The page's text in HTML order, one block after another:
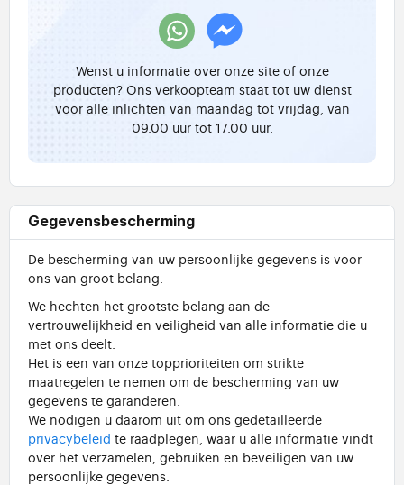
Wenst u informatie over onze site of onze
producten? Ons verkoopteam staat tot uw dienst
voor alle inlichten van maandag tot vrijdag, van
09.00 uur tot 17.00 uur.
Gegevensbescherming
De bescherming van uw persoonlijke gegevens is voor
ons van groot belang.
We hechten het grootste belang aan de
vertrouwelijkheid en veiligheid van alle informatie die u
met ons deelt.
Het is een van onze topprioriteiten om strikte
maatregelen te nemen om de bescherming van uw
gegevens te garanderen.
We nodigen u daarom uit om ons gedetailleerde
privacybeleid te raadplegen, waar u alle informatie vindt
over het verzamelen, gebruiken en beveiligen van uw
persoonlijke gegevens.